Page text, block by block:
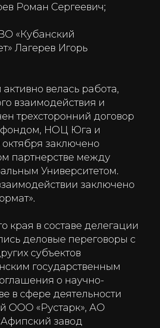
Роман Сергеевич;
«Кубанский
Лагерев Игорь
велась работа,
взаимодействия и
трехсторонний договор
фондом, НОЦ Юга и
заключено
партнерстве между
Университетом.
заключено
края в составе делегации
деловые переговоры с
субъектов
государственным
о научно-
в сфере деятельности
ООО «Рустарк», АО
завод